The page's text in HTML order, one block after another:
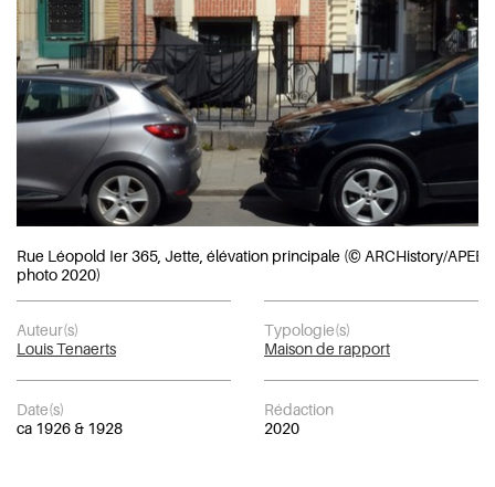
Rue Léopold Ier 365, Jette, élévation principale (© ARCHistory/APEB,
photo 2020)
Auteur(s)
Louis Tenaerts
Typologie(s)
Maison de rapport
Date(s)
ca 1926 & 1928
Rédaction
2020